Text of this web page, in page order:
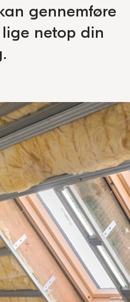
gennemføre
netop din